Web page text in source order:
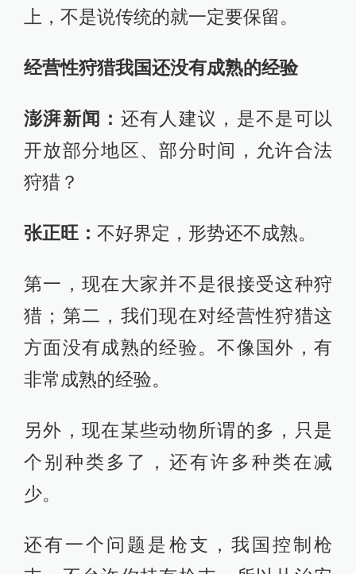
上，不是说传统的就一定要保留。
经营性狩猎我国还没有成熟的经验
澎湃新闻： 还有人建议，是不是可以
开放部分地区、部分时间，允许合法
狩猎？
张正旺： 不好界定，形势还不成熟。
第一，现在大家并不是很接受这种狩
猎；第二，我们现在对经营性狩猎这
方面没有成熟的经验。不像国外，有
非常成熟的经验。
另外，现在某些动物所谓的多，只是
个别种类多了，还有许多种类在减
少。
还有一个问题是枪支，我国控制枪